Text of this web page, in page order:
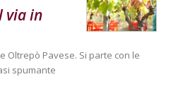
via in
Oltrepò Pavese. Si parte con le
spumante